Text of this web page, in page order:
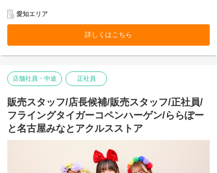
働くスタッフ自身がブランドのファンで、商品を愛しているか
ら。
そして売り場づくりを伸び伸び楽しめるカルチャーがあるから。
お客様だけでなく、スタッフも自然に笑顔になれるのが
Flying Tiger Copenhagenという場所です。
私たちのチームの一員になりませんか。
■お店の雰囲気はブログでご覧いただけます！
https://blog.jp.flyingtiger.com/brand/flying-tiger-copenhagen
愛知エリア
詳しくはこちら
店舗社員・中途 正社員
販売スタッフ/店長候補/販売スタッフ/正社員/
フライングタイガーコペンハーゲン/ららぽー
と名古屋みなとアクルスストア